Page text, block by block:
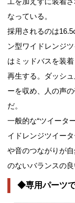
なっている。
採用されるのは
ン型ワイドレンジ
はミッドバスを装
再生する。ダッシ
ーを収め、人の声
だ。
一般的な“ツイータ
イドレンジツイー
や音のつながりが
のないバランスの
◆専用パーツ